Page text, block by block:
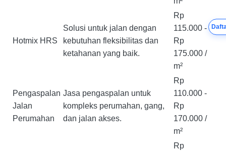
Hotmix HRS
Solusi untuk jalan dengan
kebutuhan fleksibilitas dan
ketahanan yang baik.
Rp
115.000 -
Rp
175.000 /
m²
Pengaspalan
Jalan
Perumahan
Jasa pengaspalan untuk
kompleks perumahan, gang,
dan jalan akses.
Rp
110.000 -
Rp
170.000 /
m²
Rp